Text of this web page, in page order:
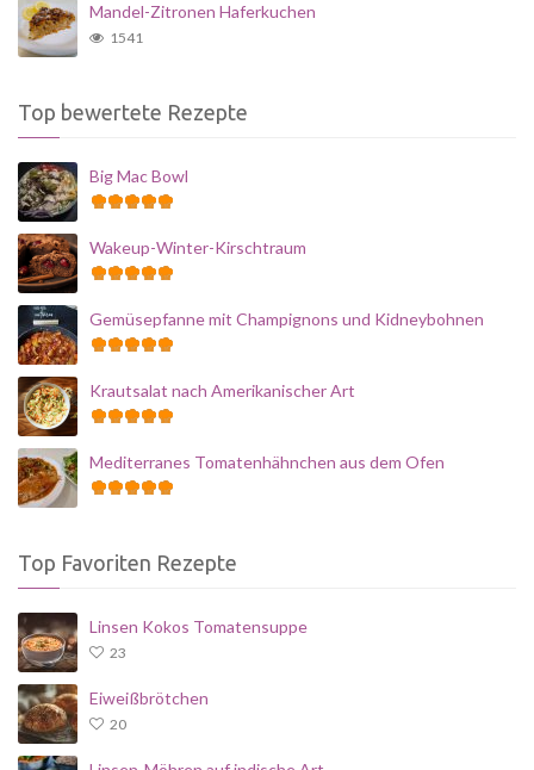
Mandel-Zitronen Haferkuchen
1541
Top bewertete Rezepte
Big Mac Bowl
Wakeup-Winter-Kirschtraum
Gemüsepfanne mit Champignons und Kidneybohnen
Krautsalat nach Amerikanischer Art
Mediterranes Tomatenhähnchen aus dem Ofen
Top Favoriten Rezepte
Linsen Kokos Tomatensuppe
23
Eiweißbrötchen
20